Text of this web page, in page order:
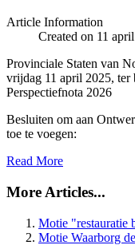
Article Information
Created on 11
Provinciale Staten van
vrijdag 11 april 2025, ter
Perspectiefnota 2026
Besluiten om aan
toe te voegen:
Read More
More Articles...
Motie "restauratie
Motie Waarborg